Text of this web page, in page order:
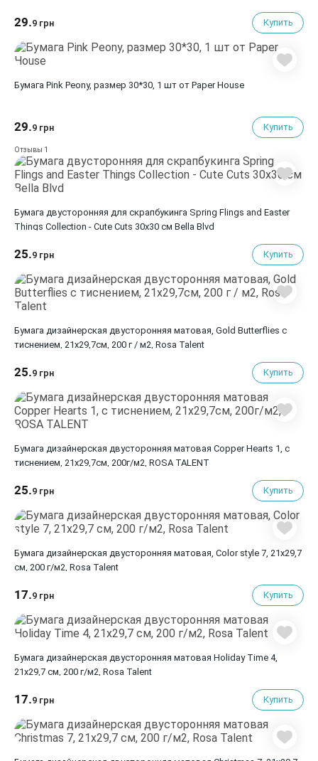
29.9 грн Купить
Бумага Pink Peony, размер 30*30, 1 шт от Paper House
29.9 грн Купить
Отзывы 1
Бумага двусторонняя для скрапбукинга Spring Flings and Easter
Things Collection - Cute Cuts 30х30 см Bella Blvd
25.9 грн Купить
Бумага дизайнерская двусторонняя матовая, Gold Butterflies с
тиснением, 21х29,7см, 200 г / м2, Rosa Talent
25.9 грн Купить
Бумага дизайнерская двусторонняя матовая Copper Hearts 1, с
тиснением, 21х29,7см, 200г/м2, ROSA TALENT
25.9 грн Купить
Бумага дизайнерская двусторонняя матовая, Color style 7, 21х29,7
см, 200 г/м2, Rosa Talent
17.9 грн Купить
Бумага дизайнерская двусторонняя матовая Holiday Time 4,
21х29,7 см, 200 г/м2, Rosa Talent
17.9 грн Купить